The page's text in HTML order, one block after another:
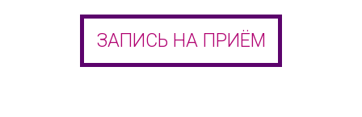
ЗАПИСЬ НА ПРИЁМ